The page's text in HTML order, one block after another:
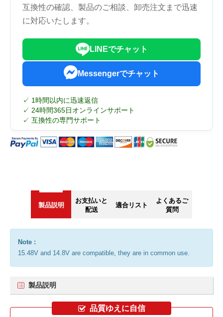
互換性の確認、製品のご相談、卸売注文まで迅速
に対応いたします。
LINEでチャット
Messengerでチャット
✓ 1時間以内に迅速返信
✓ 24時間365日オンラインサポート
✓ 互換性の専門サポート
製品説明
お支払いと
配送
適合リスト
よくあるご
質問
Note :
15.48V and 14.8V are compatible, they are in common use.
製品説明
品質ゆえに自信